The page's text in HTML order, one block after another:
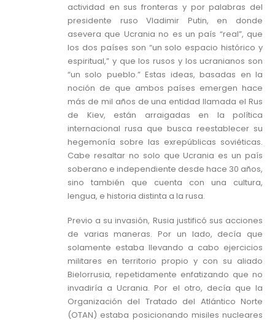
actividad en sus fronteras y por palabras del
presidente ruso Vladimir Putin, en donde
asevera que Ucrania no es un país “real”, que
los dos países son “un solo espacio histórico y
espiritual,” y que los rusos y los ucranianos son
“un solo pueblo.” Estas ideas, basadas en la
noción de que ambos países emergen hace
más de mil años de una entidad llamada el Rus
de Kiev, están arraigadas en la política
internacional rusa que busca reestablecer su
hegemonía sobre las exrepúblicas soviéticas.
Cabe resaltar no solo que Ucrania es un país
soberano e independiente desde hace 30 años,
sino también que cuenta con una cultura,
lengua, e historia distinta a la rusa.
Previo a su invasión, Rusia justificó sus acciones
de varias maneras. Por un lado, decía que
solamente estaba llevando a cabo ejercicios
militares en territorio propio y con su aliado
Bielorrusia, repetidamente enfatizando que no
invadiría a Ucrania. Por el otro, decía que la
Organización del Tratado del Atlántico Norte
(OTAN) estaba posicionando misiles nucleares